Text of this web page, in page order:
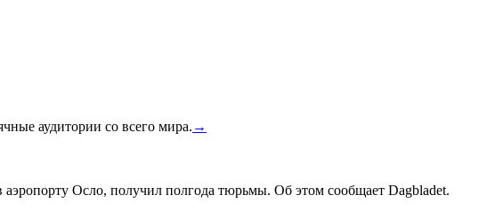
аудитории со всего мира. →
Осло, получил полгода тюрьмы. Об этом сообщает Dagbladet.